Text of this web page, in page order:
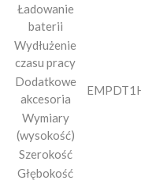
Ładowanie
baterii
Wydłużenie
czasu pracy
Dodatkowe
akcesoria
Wymiary
(wysokość)
Szerokość
Głębokość